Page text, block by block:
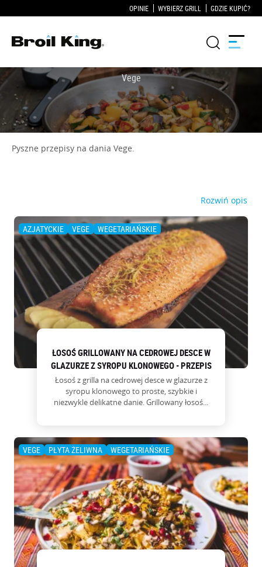
OPINIE WYBIERZ GRILL GDZIE KUPIĆ?
Grille
KUCHNIE OGRODOWE
Przepisy
WSPARCIE
O NAS
Vege
Pyszne przepisy na dania Vege.
Rozwiń opis
AZJATYCKIE VEGE WEGETARIAŃSKIE
ŁOSOŚ GRILLOWANY NA CEDROWEJ DESCE W
GLAZURZE Z SYROPU KLONOWEGO - PRZEPIS
Łosoś z grilla na cedrowej desce w glazurze z
syropu klonowego to proste, szybkie i
niezwykle delikatne danie. Grillowany łosoś...
VEGE PŁYTA ŻELIWNA WEGETARIAŃSKIE